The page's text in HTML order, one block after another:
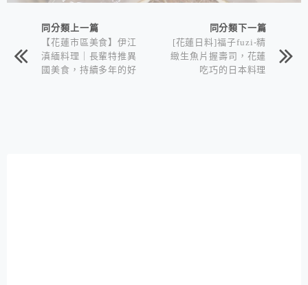
同分類上一篇
【花蓮市區美食】伊江
滇緬料理｜長輩特推異
國美食，持續多年的好
同分類下一篇
[花蓮日料]福子fuzi-精
緻生魚片握壽司，花蓮
吃巧的日本料理